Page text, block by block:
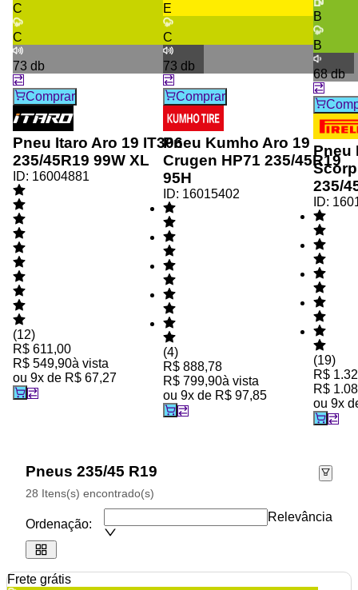
C
C
73 db
Comprar
Pneu Itaro Aro 19 IT306
235/45R19 99W XL
ID: 16004881
(12)
R$ 611,00
R$ 549,90à vista
ou 9x de R$ 67,27
E
C
73 db
Comprar
Pneu Kumho Aro 19
Crugen HP71 235/45R19
95H
ID: 16015402
(4)
R$ 888,78
R$ 799,90à vista
ou 9x de R$ 97,85
B
B
68db
Pneu
235/
ID:
(19)
R$
R$
ou 9x
Pneus 235/45 R19
28 Itens(s) encontrado(s)
Ordenação:
Relevância
Frete grátis